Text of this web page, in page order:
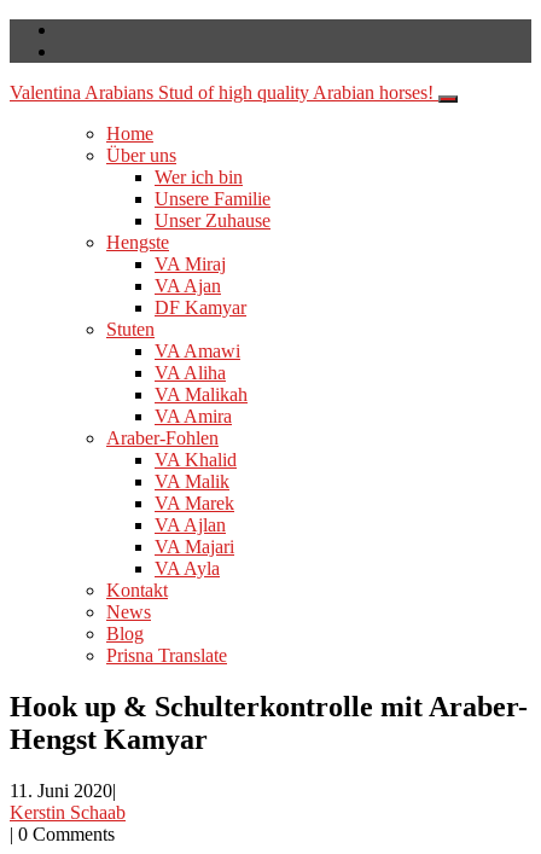
Valentina Arabians Stud of high quality Arabian horses!
Home
Über uns
Wer ich bin
Unsere Familie
Unser Zuhause
Hengste
VA Miraj
VA Ajan
DF Kamyar
Stuten
VA Amawi
VA Aliha
VA Malikah
VA Amira
Araber-Fohlen
VA Khalid
VA Malik
VA Marek
VA Ajlan
VA Majari
VA Ayla
Kontakt
News
Blog
Prisna Translate
Hook up & Schulterkontrolle mit Araber-
Hengst Kamyar
11. Juni 2020|
Kerstin Schaab
| 0 Comments